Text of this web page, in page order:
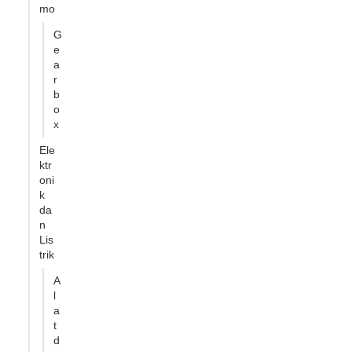
mo
G
e
a
r
b
o
x
Ele
ktr
oni
k
da
n
Lis
trik
A
l
a
t
d